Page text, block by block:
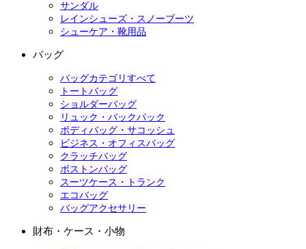
サンダル
レインシューズ・スノーブーツ
シューケア・靴用品
バッグ
バッグカテゴリすべて
トートバッグ
ショルダーバッグ
リュック・バックパック
ボディバッグ・サコッシュ
ビジネス・オフィスバッグ
クラッチバッグ
ボストンバッグ
スーツケース・トランク
エコバッグ
バッグアクセサリー
財布・ケース・小物